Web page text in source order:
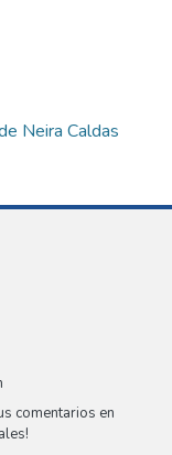
Neira Caldas
comentarios en